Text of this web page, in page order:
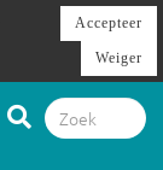
Accepteer
Weiger